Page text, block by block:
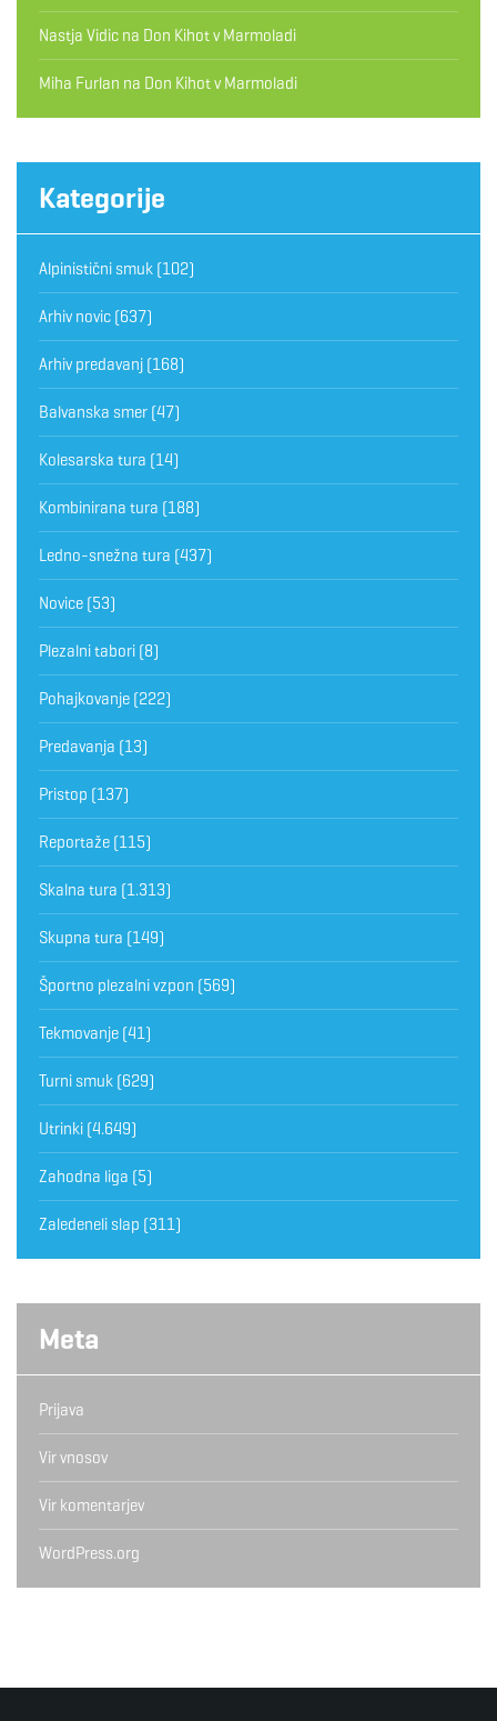
Nastja Vidic na Don Kihot v Marmoladi
Miha Furlan na Don Kihot v Marmoladi
Kategorije
Alpinistični smuk (102)
Arhiv novic (637)
Arhiv predavanj (168)
Balvanska smer (47)
Kolesarska tura (14)
Kombinirana tura (188)
Ledno-snežna tura (437)
Novice (53)
Plezalni tabori (8)
Pohajkovanje (222)
Predavanja (13)
Pristop (137)
Reportaže (115)
Skalna tura (1.313)
Skupna tura (149)
Športno plezalni vzpon (569)
Tekmovanje (41)
Turni smuk (629)
Utrinki (4.649)
Zahodna liga (5)
Zaledeneli slap (311)
Meta
Prijava
Vir vnosov
Vir komentarjev
WordPress.org